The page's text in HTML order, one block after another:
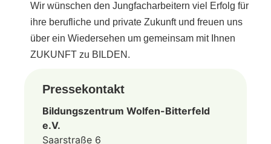
Wir wünschen den Jungfacharbeitern viel Erfolg für
ihre berufliche und private Zukunft und freuen uns
über ein Wiedersehen um gemeinsam mit Ihnen
ZUKUNFT zu BILDEN.
Pressekontakt
Bildungszentrum Wolfen-Bitterfeld
e.V.
Saarstraße 6